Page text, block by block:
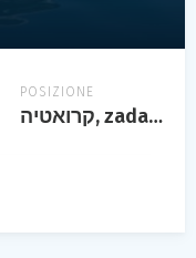
POSIZIONE
קרואטיה, zadar, croatie